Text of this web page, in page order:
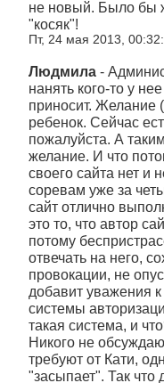
не новый. Было бы
"косяк"!
Пт, 24 мая 2013,
Людмила -
нанять кого-то у
приносит. Желание
ребенок. Сейчас
пожалуйста. А
желание. И что
своего сайта нет и
соревам уже за
сайт отлично
это то, что автор
потому
отвечать на него,
провокации, не
добавит уважения
системы
такая система, и
Никого не
требуют от Кати,
"засыпает". Так что